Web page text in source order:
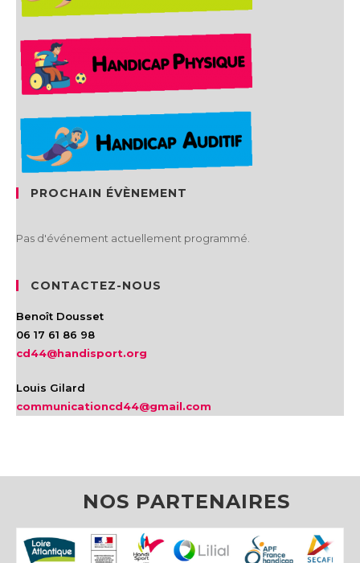
PROCHAIN ÉVÈNEMENT
Pas d'événement actuellement programmé.
CONTACTEZ-NOUS
Benoît Dousset
06 17 61 86 98
cd44@handisport.org
Louis Gilard
communicationcd44@gmail.com
NOS PARTENAIRES